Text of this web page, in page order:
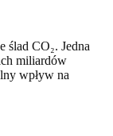
ślad CO₂. Jedna
miliardów
wpływ na